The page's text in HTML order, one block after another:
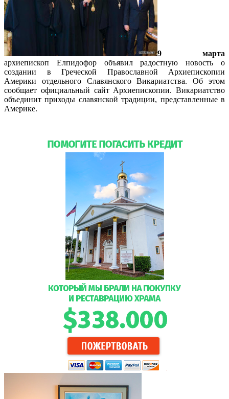
9 марта
архиепископ Елпидофор объявил радостную новость о
создании в Греческой Православной Архиепископии
Америки отдельного Славянского Викариатства. Об этом
сообщает официальный сайт Архиепископии. Викариатство
объединит приходы славянской традиции, представленные в
Америке.